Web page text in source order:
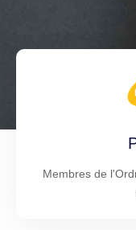
Membres de